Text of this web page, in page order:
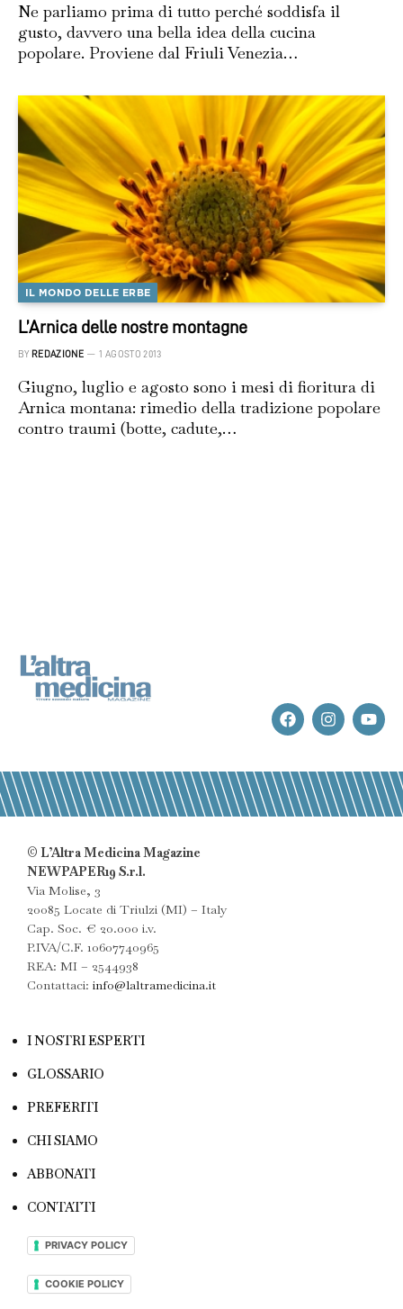
Ne parliamo prima di tutto perché soddisfa il
gusto, davvero una bella idea della cucina
popolare. Proviene dal Friuli Venezia…
IL MONDO DELLE ERBE
L’Arnica delle nostre montagne
BY REDAZIONE 1 AGOSTO 2013
Giugno, luglio e agosto sono i mesi di fioritura di
Arnica montana: rimedio della tradizione popolare
contro traumi (botte, cadute,…
© L’Altra Medicina Magazine
NEWPAPER19 S.r.l.
Via Molise, 3
20085 Locate di Triulzi (MI) – Italy
Cap. Soc. € 20.000 i.v.
P.IVA/C.F. 10607740965
REA: MI – 2544938
Contattaci: info@laltramedicina.it
I NOSTRI ESPERTI
GLOSSARIO
PREFERITI
CHI SIAMO
ABBONATI
CONTATTI
PRIVACY POLICY
COOKIE POLICY